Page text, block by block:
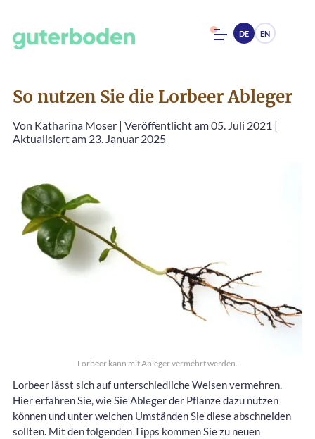
DE EN
So nutzen Sie die Lorbeer Ableger
Von Katharina Moser | Veröffentlicht am 05. Juli 2021 |
Aktualisiert am 23. Januar 2025
Lorbeer kann mit Ableger vermehrt werden.
Lorbeer lässt sich auf unterschiedliche Weisen vermehren.
Hier erfahren Sie, wie Sie Ableger der Pflanze dazu nutzen
können und unter welchen Umständen Sie diese abschneiden
sollten. Mit den folgenden Tipps kommen Sie zu neuen